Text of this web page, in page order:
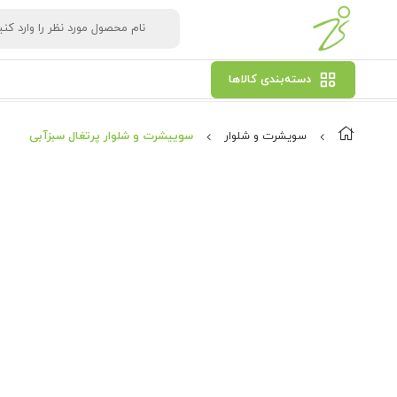
دسته‌بندی کالاها
سویشرت و شلوار سوییشرت و شلوار پرتغال سبزآبی